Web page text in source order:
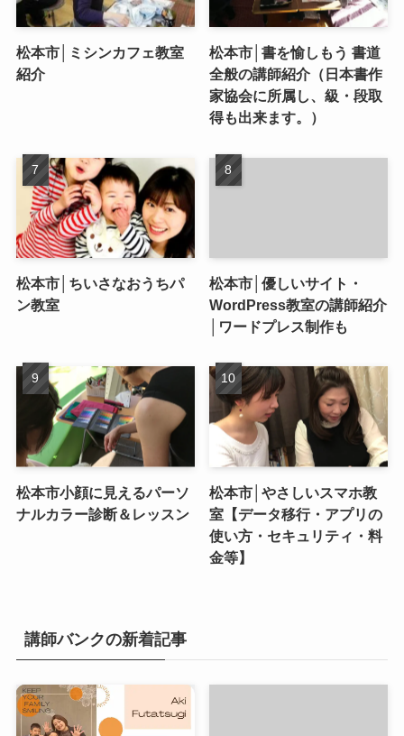
松本市│ミシンカフェ教室
紹介
松本市│書を愉しもう 書道
全般の講師紹介（日本書作
家協会に所属し、級・段取
得も出来ます。）
松本市│ちいさなおうちパ
ン教室
松本市│優しいサイト・
WordPress教室の講師紹介
│ワードプレス制作も
松本市小顔に見えるパーソ
ナルカラー診断＆レッスン
松本市│やさしいスマホ教
室【データ移行・アプリの
使い方・セキュリティ・料
金等】
講師バンクの新着記事